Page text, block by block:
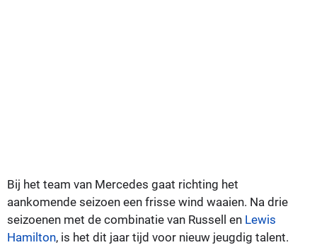
Bij het team van Mercedes gaat richting het
aankomende seizoen een frisse wind waaien. Na drie
seizoenen met de combinatie van Russell en Lewis
Hamilton, is het dit jaar tijd voor nieuw jeugdig talent.